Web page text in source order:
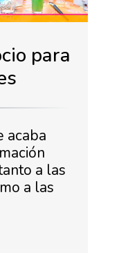
para
acaba
a las
a las